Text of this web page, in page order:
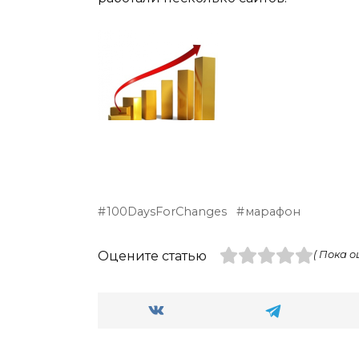
100DaysForChanges марафон
Оцените статью ( Пока